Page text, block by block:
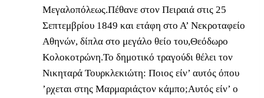
Μεγαλοπόλεως.Πέθανε στον Πειραιά στις 25
Σεπτεμβρίου 1849 και ετάφη στο Α’ Νεκροταφείο
Αθηνών, δίπλα στο μεγάλο θείο του,Θεόδωρο
Κολοκοτρώνη.Το δημοτικό τραγούδι θέλει τον
Νικηταρά Τουρκλεκιώτη: Ποιος είν’ αυτός όπου
’ρχεται στης Μαρμαριάςτον κάμπο;Αυτός είν’ ο